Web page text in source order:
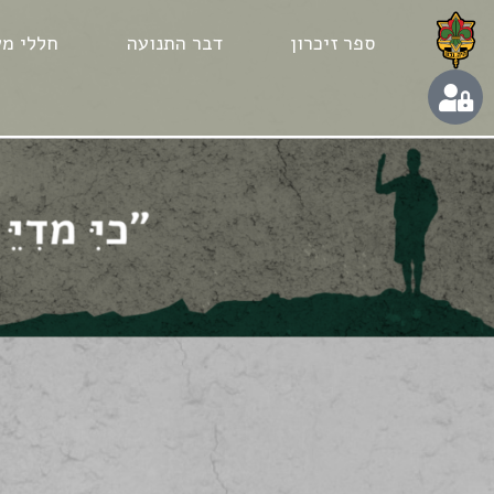
ספר זיכרון דבר התנועה חללי